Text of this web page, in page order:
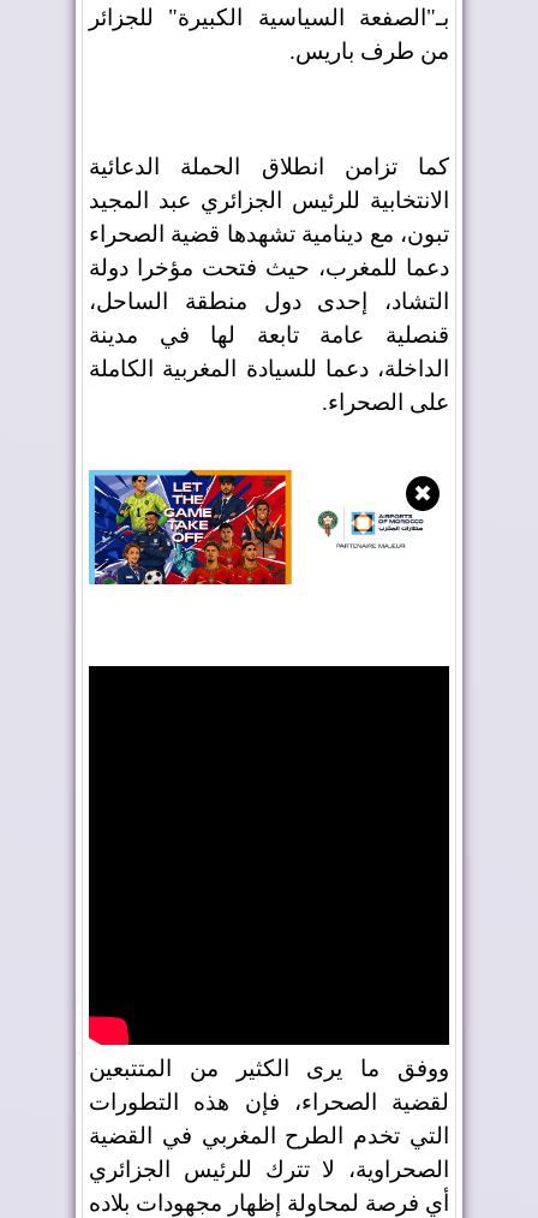
بـ"الصفعة السياسية الكبيرة" للجزائر
من طرف باريس.
كما تزامن انطلاق الحملة الدعائية
الانتخابية للرئيس الجزائري عبد المجيد
تبون، مع دينامية تشهدها قضية الصحراء
دعما للمغرب، حيث فتحت مؤخرا دولة
التشاد، إحدى دول منطقة الساحل،
قنصلية عامة تابعة لها في مدينة
الداخلة، دعما للسيادة المغربية الكاملة
على الصحراء.
✖
ووفق ما يرى الكثير من المتتبعين
لقضية الصحراء، فإن هذه التطورات
التي تخدم الطرح المغربي في القضية
الصحراوية، لا تترك للرئيس الجزائري
أي فرصة لمحاولة إظهار مجهودات بلاده